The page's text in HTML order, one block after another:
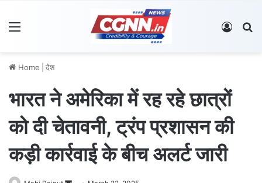
Log In
Home देश
भारत ने अमेरिका में रह रहे छात्रों
को दी चेतावनी, ट्रंप प्रशासन की
कड़ी कार्रवाई के बीच अलर्ट जारी